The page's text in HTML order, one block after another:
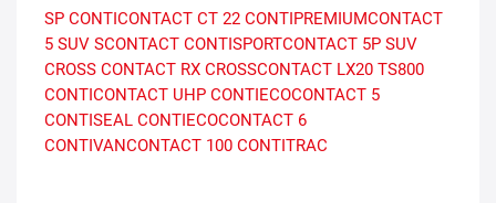
SP CONTICONTACT CT 22 CONTIPREMIUMCONTACT
5 SUV SCONTACT CONTISPORTCONTACT 5P SUV
CROSS CONTACT RX CROSSCONTACT LX20 TS800
CONTICONTACT UHP CONTIECOCONTACT 5
CONTISEAL CONTIECOCONTACT 6
CONTIVANCONTACT 100 CONTITRAC